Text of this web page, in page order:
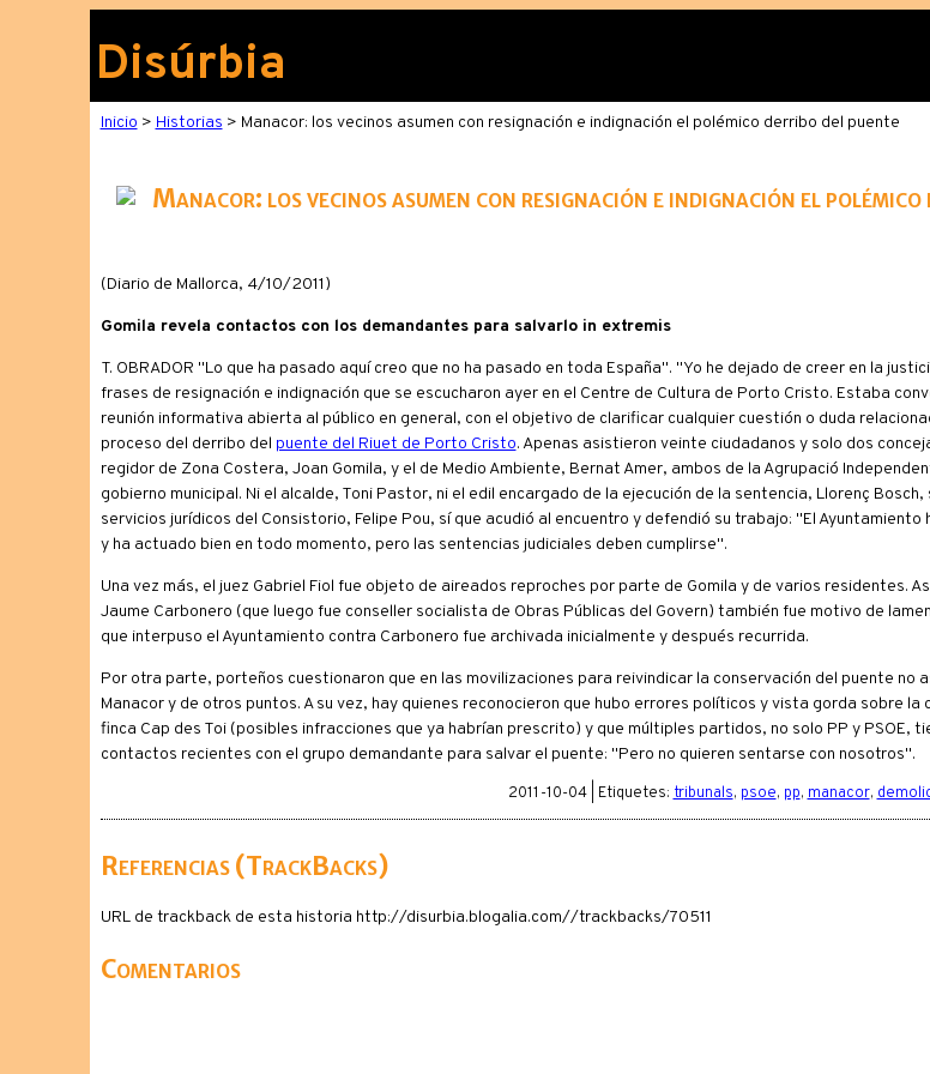
Disúrbia
Inicio > Historias > Manacor: los vecinos asumen con resignación e indignación el polémico derribo del puente
Manacor: los vecinos asumen con resignación e indignación el
(Diario de Mallorca, 4/10/2011)
Gomila revela contactos con los demandantes para salvarlo in extremis
T. OBRADOR "Lo que ha pasado aquí creo que no ha pasado en toda España". "Yo he dejado de creer en la
frases de resignación e indignación que se escucharon ayer en el Centre de Cultura de Porto Cristo. Estaba
reunión informativa abierta al público en general, con el objetivo de clarificar cualquier cuestión o duda
proceso del derribo del puente del Riuet de Porto Cristo. Apenas asistieron veinte ciudadanos y solo dos
regidor de Zona Costera, Joan Gomila, y el de Medio Ambiente, Bernat Amer, ambos de la Agrupació
gobierno municipal. Ni el alcalde, Toni Pastor, ni el edil encargado de la ejecución de la sentencia, Llorenç
servicios jurídicos del Consistorio, Felipe Pou, sí que acudió al encuentro y defendió su trabajo: "El
y ha actuado bien en todo momento, pero las sentencias judiciales deben cumplirse".
Una vez más, el juez Gabriel Fiol fue objeto de aireados reproches por parte de Gomila y de varios residentes.
Jaume Carbonero (que luego fue conseller socialista de Obras Públicas del Govern) también fue motivo de
que interpuso el Ayuntamiento contra Carbonero fue archivada inicialmente y después recurrida.
Por otra parte, porteños cuestionaron que en las movilizaciones para reivindicar la conservación del puente no
Manacor y de otros puntos. A su vez, hay quienes reconocieron que hubo errores políticos y vista gorda sobre la
finca Cap des Toi (posibles infracciones que ya habrían prescrito) y que múltiples partidos, no solo PP y PSOE,
contactos recientes con el grupo demandante para salvar el puente: "Pero no quieren sentarse con nosotros".
2011-10-04 | Etiquetes: tribunals, psoe, pp, manacor,
Referencias (TrackBacks)
URL de trackback de esta historia http://disurbia.blogalia.com//trackbacks/70511
Comentarios